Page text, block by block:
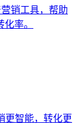
销工具，帮助
率。
更智能，转化更